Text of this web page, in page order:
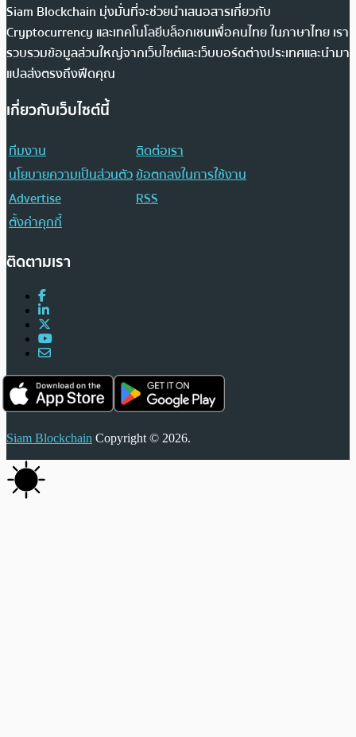
Siam Blockchain มุ่งมั่นที่จะช่วยนำเสนอสารเกี่ยวกับ
Cryptocurrency และเทคโนโลยีบล็อกเชนเพื่อคนไทย ในภาษาไทย เรา
รวบรวมข้อมูลส่วนใหญ่จากเว็บไซต์และเว็บบอร์ดต่างประเทศและนำมา
แปลส่งตรงถึงฟีดคุณ
เกี่ยวกับเว็บไซต์นี้
ทีมงาน
ติดต่อเรา
นโยบายความเป็นส่วนตัวข้อตกลงในการใช้งาน
Advertise
RSS
ตั้งค่าคุกกี้
ติดตามเรา
Siam Blockchain Copyright © 2026.